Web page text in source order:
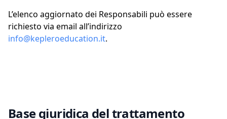
L’elenco aggiornato dei Responsabili può essere
richiesto via email all’indirizzo
info@kepleroeducation.it.
Base giuridica del trattamento